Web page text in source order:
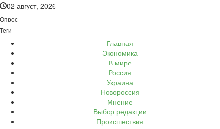
02 август, 2026
Опрос
Теги
Главная
Экономика
В мире
Россия
Украина
Новороссия
Мнение
Выбор редакции
Происшествия